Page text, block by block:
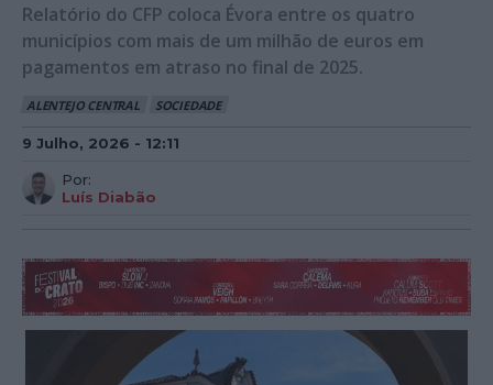
Relatório do CFP coloca Évora entre os quatro
municípios com mais de um milhão de euros em
pagamentos em atraso no final de 2025.
ALENTEJO CENTRAL SOCIEDADE
9 Julho, 2026 - 12:11
Por:
Luís Diabão